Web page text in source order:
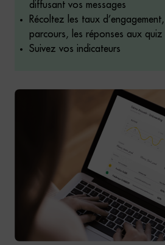
diffusant vos messages
Récoltez les taux
parcours, les réponses aux quiz
Suivez vos indicateurs